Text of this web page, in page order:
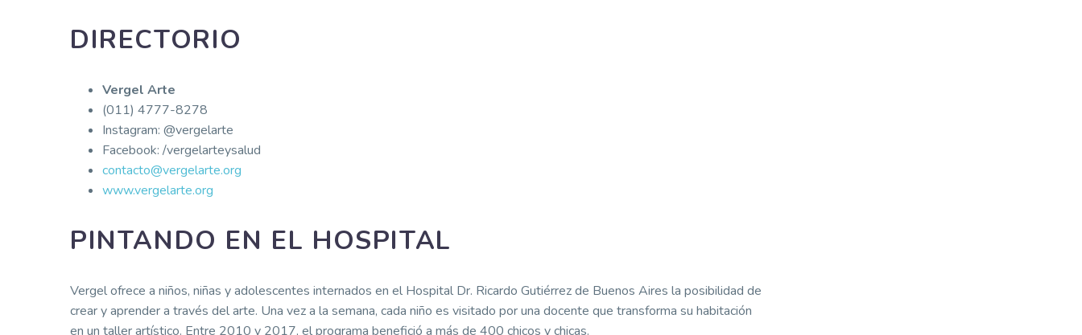
DIRECTORIO
Vergel Arte
(011) 4777-8278
Instagram: @vergelarte
Facebook: /vergelarteysalud
contacto@vergelarte.org
www.vergelarte.org
PINTANDO EN EL HOSPITAL
Vergel ofrece a niños, niñas y adolescentes internados en el Hospital Dr. Ricardo Gutiérrez de Buenos Aires la posibilidad de
crear y aprender a través del arte. Una vez a la semana, cada niño es visitado por una docente que transforma su habitación
en un taller artístico. Entre 2010 y 2017, el programa benefició a más de 400 chicos y chicas.